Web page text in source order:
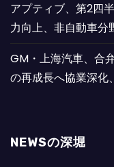
アプティブ、第2四
力向上、非自動車分
GM・上海汽車、合
の再成長へ協業深化
NEWSの深堀